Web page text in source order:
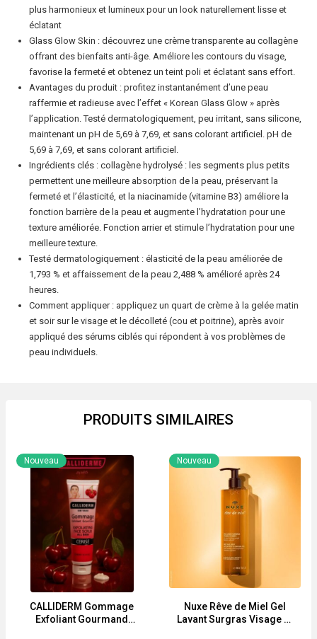
collagène
Niacinamide
collagène
hydrolysé
lyophilisé
Augmente
l'hydratation
barrière
de
peau
donne
24h
plus harmonieux et lumineux pour un look naturellement lisse et
éclatant
Glass Glow Skin : découvrez une crème transparente au collagène
offrant des bienfaits anti-âge. Améliore les contours du visage,
favorise la fermeté et obtenez un teint poli et éclatant sans effort.
Avantages du produit : profitez instantanément d’une peau
raffermie et radieuse avec l’effet « Korean Glass Glow » après
l’application. Testé dermatologiquement, peu irritant, sans silicone,
maintenant un pH de 5,69 à 7,69, et sans colorant artificiel. pH de
5,69 à 7,69, et sans colorant artificiel.
Ingrédients clés : collagène hydrolysé : les segments plus petits
permettent une meilleure absorption de la peau, préservant la
fermeté et l’élasticité, et la niacinamide (vitamine B3) améliore la
fonction barrière de la peau et augmente l’hydratation pour une
texture améliorée. Fonction arrier et stimule l’hydratation pour une
meilleure texture.
Testé dermatologiquement : élasticité de la peau améliorée de
1,793 % et affaissement de la peau 2,488 % amélioré après 24
heures.
Comment appliquer : appliquez un quart de crème à la gelée matin
et soir sur le visage et le décolleté (cou et poitrine), après avoir
appliqué des sérums ciblés qui répondent à vos problèmes de
peau individuels.
PRODUITS SIMILAIRES
CALLIDERM Gommage
Exfoliant Gourmand
Nouveau
Nuxe Rêve de Miel Gel
Lavant Surgras Visage et
Nouveau